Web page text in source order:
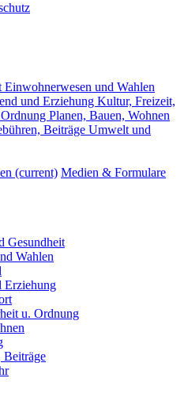
Einwohnerwesen und Wahlen
und Erziehung Kultur, Freizeit,
Planen, Bauen, Wohnen
Beiträge Umwelt und
(current) Medien & Formulare
Gesundheit
Wahlen
Erziehung
u. Ordnung
Beiträge